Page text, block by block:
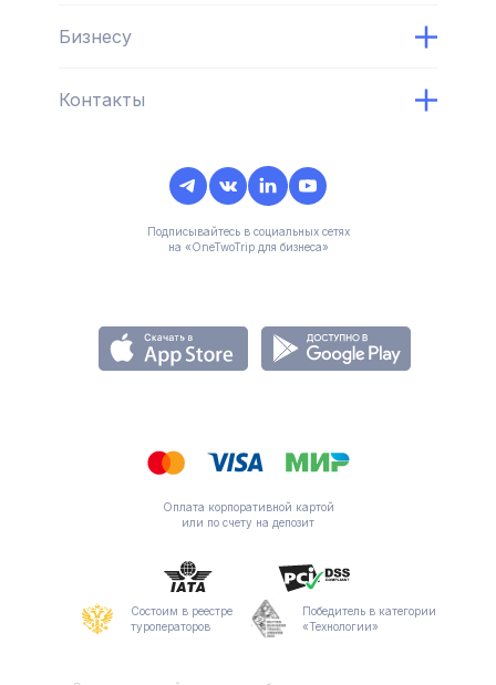
Бизнесу
Контакты
Подписывайтесь в социальных сетях
на «OneTwoTrip для бизнеса»
Оплата корпоративной картой
или по счету на депозит
Состоим в реестре
туроператоров
Победитель в категории
«Технологии»